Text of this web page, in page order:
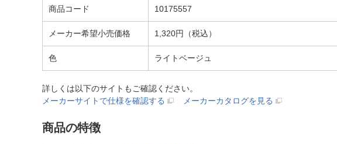
商品コード 10175557
メーカー希望小売価格 1,320円（税込）
色 ライトベージュ
詳しくは以下のサイトもご確認ください。
メーカーサイトで仕様を確認する
メーカーカタログを見る
商品の特徴